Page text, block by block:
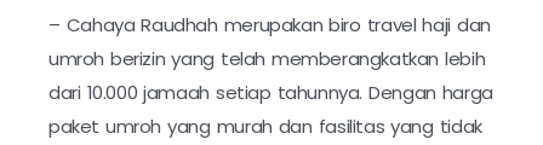
– Cahaya Raudhah merupakan biro travel haji dan
umroh berizin yang telah memberangkatkan lebih
dari 10.000 jamaah setiap tahunnya. Dengan harga
paket umroh yang murah dan fasilitas yang tidak